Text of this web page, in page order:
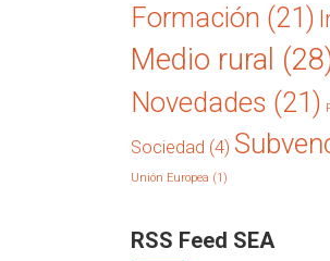
Formación (21)
Medio rural
Novedades (21)
Sociedad (4)
Unión Europea (1)
RSS Feed SEA